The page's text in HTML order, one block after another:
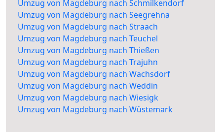
Umzug von Magdeburg nach Schmilkendorf
Umzug von Magdeburg nach Seegrehna
Umzug von Magdeburg nach Straach
Umzug von Magdeburg nach Teuchel
Umzug von Magdeburg nach Thießen
Umzug von Magdeburg nach Trajuhn
Umzug von Magdeburg nach Wachsdorf
Umzug von Magdeburg nach Weddin
Umzug von Magdeburg nach Wiesigk
Umzug von Magdeburg nach Wüstemark